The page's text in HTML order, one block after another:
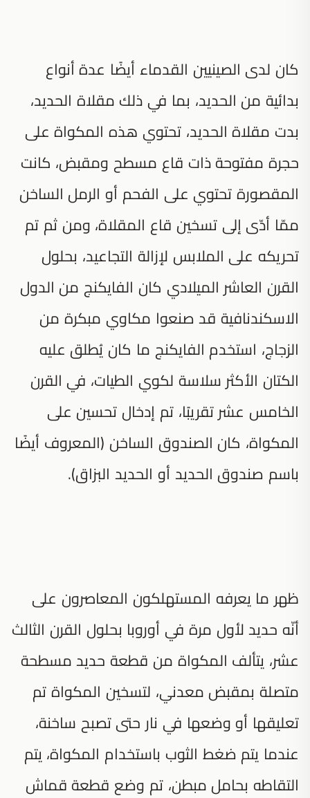
كان لدى الصينيين القدماء أيضًا عدة أنواع
بدائية من الحديد، بما في ذلك مقلاة الحديد،
بدت مقلاة الحديد، تحتوي هذه المكواة على
حجرة مفتوحة ذات قاع مسطح ومقبض، كانت
المقصورة تحتوي على الفحم أو الرمل الساخن
ممّا أدّى إلى تسخين قاع المقلاة، ومن ثم تم
تحريكه على الملابس لإزالة التجاعيد، بحلول
القرن العاشر الميلادي كان الفايكنج من الدول
الاسكندنافية قد صنعوا مكاوي مبكرة من
الزجاج، استخدم الفايكنج ما كان يُطلق عليه
الكتان الأكثر سلاسة لكوي الطيات، في القرن
الخامس عشر تقريبًا، تم إدخال تحسين على
المكواة، كان الصندوق الساخن (المعروف أيضًا
باسم صندوق الحديد أو الحديد البزاق).
ظهر ما يعرفه المستهلكون المعاصرون على
أنّه حديد لأول مرة في أوروبا بحلول القرن الثالث
عشر، يتألف المكواة من قطعة حديد مسطحة
متصلة بمقبض معدني، لتسخين المكواة تم
تعليقها أو وضعها في نار حتى تصبح ساخنة،
عندما يتم ضغط الثوب باستخدام المكواة، يتم
التقاطه بحامل مبطن، تم وضع قطعة قماش